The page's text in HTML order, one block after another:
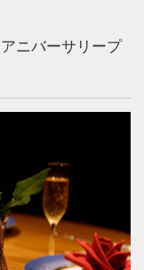
ニバーサリープ